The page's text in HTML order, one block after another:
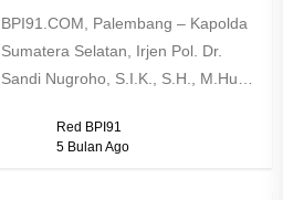
BPI91.COM, Palembang – Kapolda
Sumatera Selatan, Irjen Pol. Dr.
Sandi Nugroho, S.I.K., S.H., M.Hum.,
Koordinasi Lintas Sektoral...
Red BPI91
5 Bulan Ago